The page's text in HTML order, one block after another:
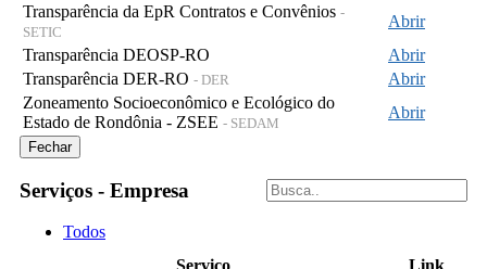
Transparência da EpR Contratos e Convênios -
SETIC
Abrir
Transparência DEOSP-RO
Abrir
Transparência DER-RO - DER
Abrir
Zoneamento Socioeconômico e Ecológico do
Estado de Rondônia - ZSEE - SEDAM
Abrir
Fechar
Serviços - Empresa
Todos